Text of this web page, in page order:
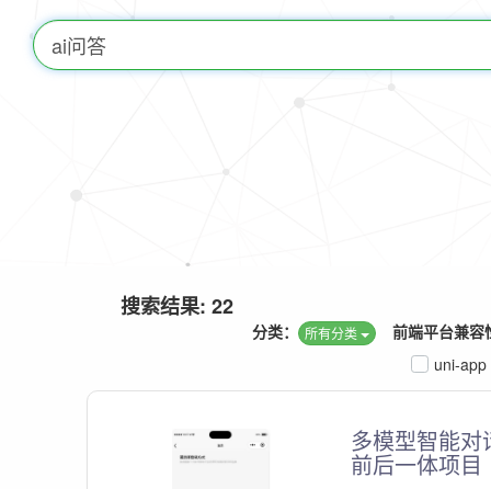
搜索结果: 22
前端平台兼容
分类： 所有分类
uni-app
多模型智能
前后一体项目